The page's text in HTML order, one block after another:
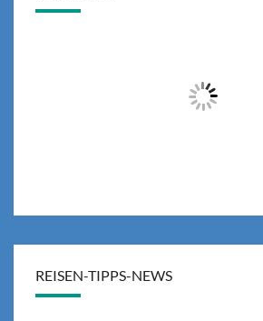
REISEN-TIPPS-NEWS